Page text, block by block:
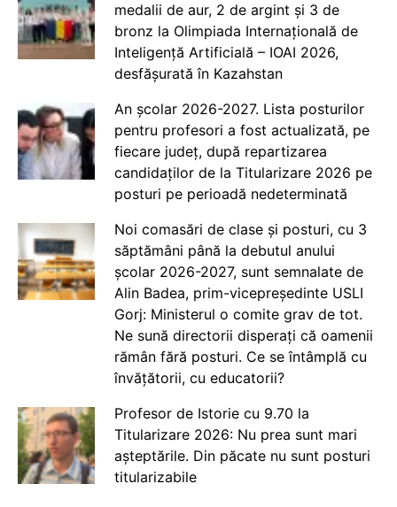
medalii de aur, 2 de argint și 3 de
bronz la Olimpiada Internațională de
Inteligență Artificială – IOAI 2026,
desfășurată în Kazahstan
An școlar 2026-2027. Lista posturilor
pentru profesori a fost actualizată, pe
fiecare județ, după repartizarea
candidaților de la Titularizare 2026 pe
posturi pe perioadă nedeterminată
Noi comasări de clase și posturi, cu 3
săptămâni până la debutul anului
școlar 2026-2027, sunt semnalate de
Alin Badea, prim-vicepreședinte USLI
Gorj: Ministerul o comite grav de tot.
Ne sună directorii disperați că oamenii
rămân fără posturi. Ce se întâmplă cu
învățătorii, cu educatorii?
Profesor de Istorie cu 9.70 la
Titularizare 2026: Nu prea sunt mari
așteptările. Din păcate nu sunt posturi
titularizabile